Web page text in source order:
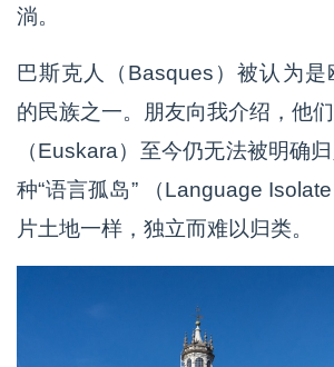
淌。
巴斯克人（Basques）被认为
的民族之一。朋友向我介绍，他
（Euskara）至今仍无法被明确
种“语言孤岛” （Language
片土地一样，独立而难以归类。